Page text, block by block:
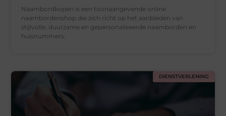
Naambordkopen is een toonaangevende online
naambordenshop die zich richt op het aanbieden van
stijlvolle, duurzame en gepersonaliseerde naamborden en
huisnummers.
DIENSTVERLENING